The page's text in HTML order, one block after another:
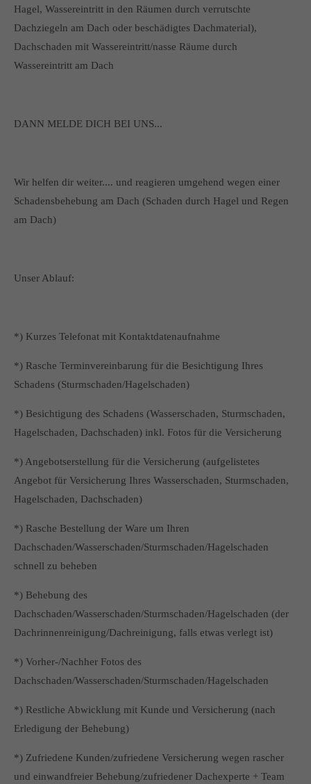
Hagel, Wassereintritt in den Räumen durch verrutschte
Dachziegeln am Dach oder beschädigtes Dachmaterial),
Dachschaden mit Wassereintritt/nasse Räume durch
Wassereintritt am Dach
DANN MELDE DICH BEI UNS...
Wir helfen dir weiter.... und reagieren umgehend wegen einer
Schadensbehebung am Dach (Schaden durch Hagel und Regen
am Dach)
Unser Ablauf:
*) Kurzes Telefonat mit Kontaktdatenaufnahme
*) Rasche Terminvereinbarung für die Besichtigung Ihres
Schadens (Sturmschaden/Hagelschaden)
*) Besichtigung des Schadens (Wasserschaden, Sturmschaden,
Hagelschaden, Dachschaden) inkl. Fotos für die Versicherung
*) Angebotserstellung für die Versicherung (aufgelistetes
Angebot für Versicherung Ihres Wasserschaden, Sturmschaden,
Hagelschaden, Dachschaden)
*) Rasche Bestellung der Ware um Ihren
Dachschaden/Wasserschaden/Sturmschaden/Hagelschaden
schnell zu beheben
*) Behebung des
Dachschaden/Wasserschaden/Sturmschaden/Hagelschaden (der
Dachrinnenreinigung/Dachreinigung, falls etwas verlegt ist)
*) Vorher-/Nachher Fotos des
Dachschaden/Wasserschaden/Sturmschaden/Hagelschaden
*) Restliche Abwicklung mit Kunde und Versicherung (nach
Erledigung der Behebung)
*) Zufriedene Kunden/zufriedene Versicherung wegen rascher
und einwandfreier Behebung/zufriedener Dachexperte + Team